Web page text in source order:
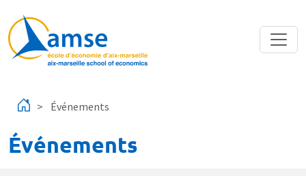
Événements
Événements